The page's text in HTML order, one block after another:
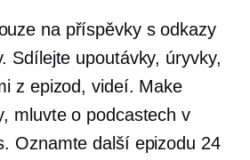
na příspěvky s odkazy
Sdílejte upoutávky, úryvky,
z epizod, videí. Make
mluvte o podcastech v
Oznamte další epizodu 24